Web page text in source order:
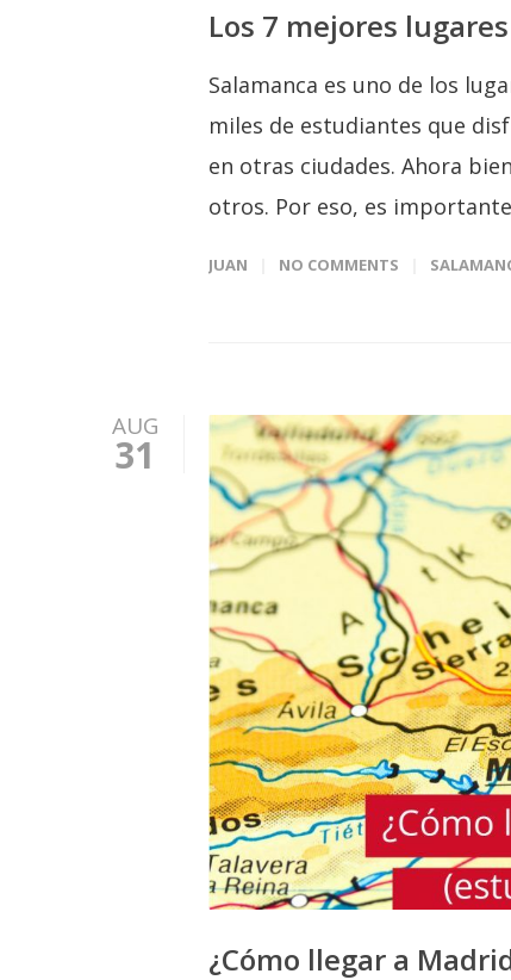
Los 7 mejores
Salamanca es uno de los
miles de estudiantes que
en otras ciudades. Ahora
otros. Por eso, es
JUAN NO COMMENTS
AUG
31
¿Cómo llegar a